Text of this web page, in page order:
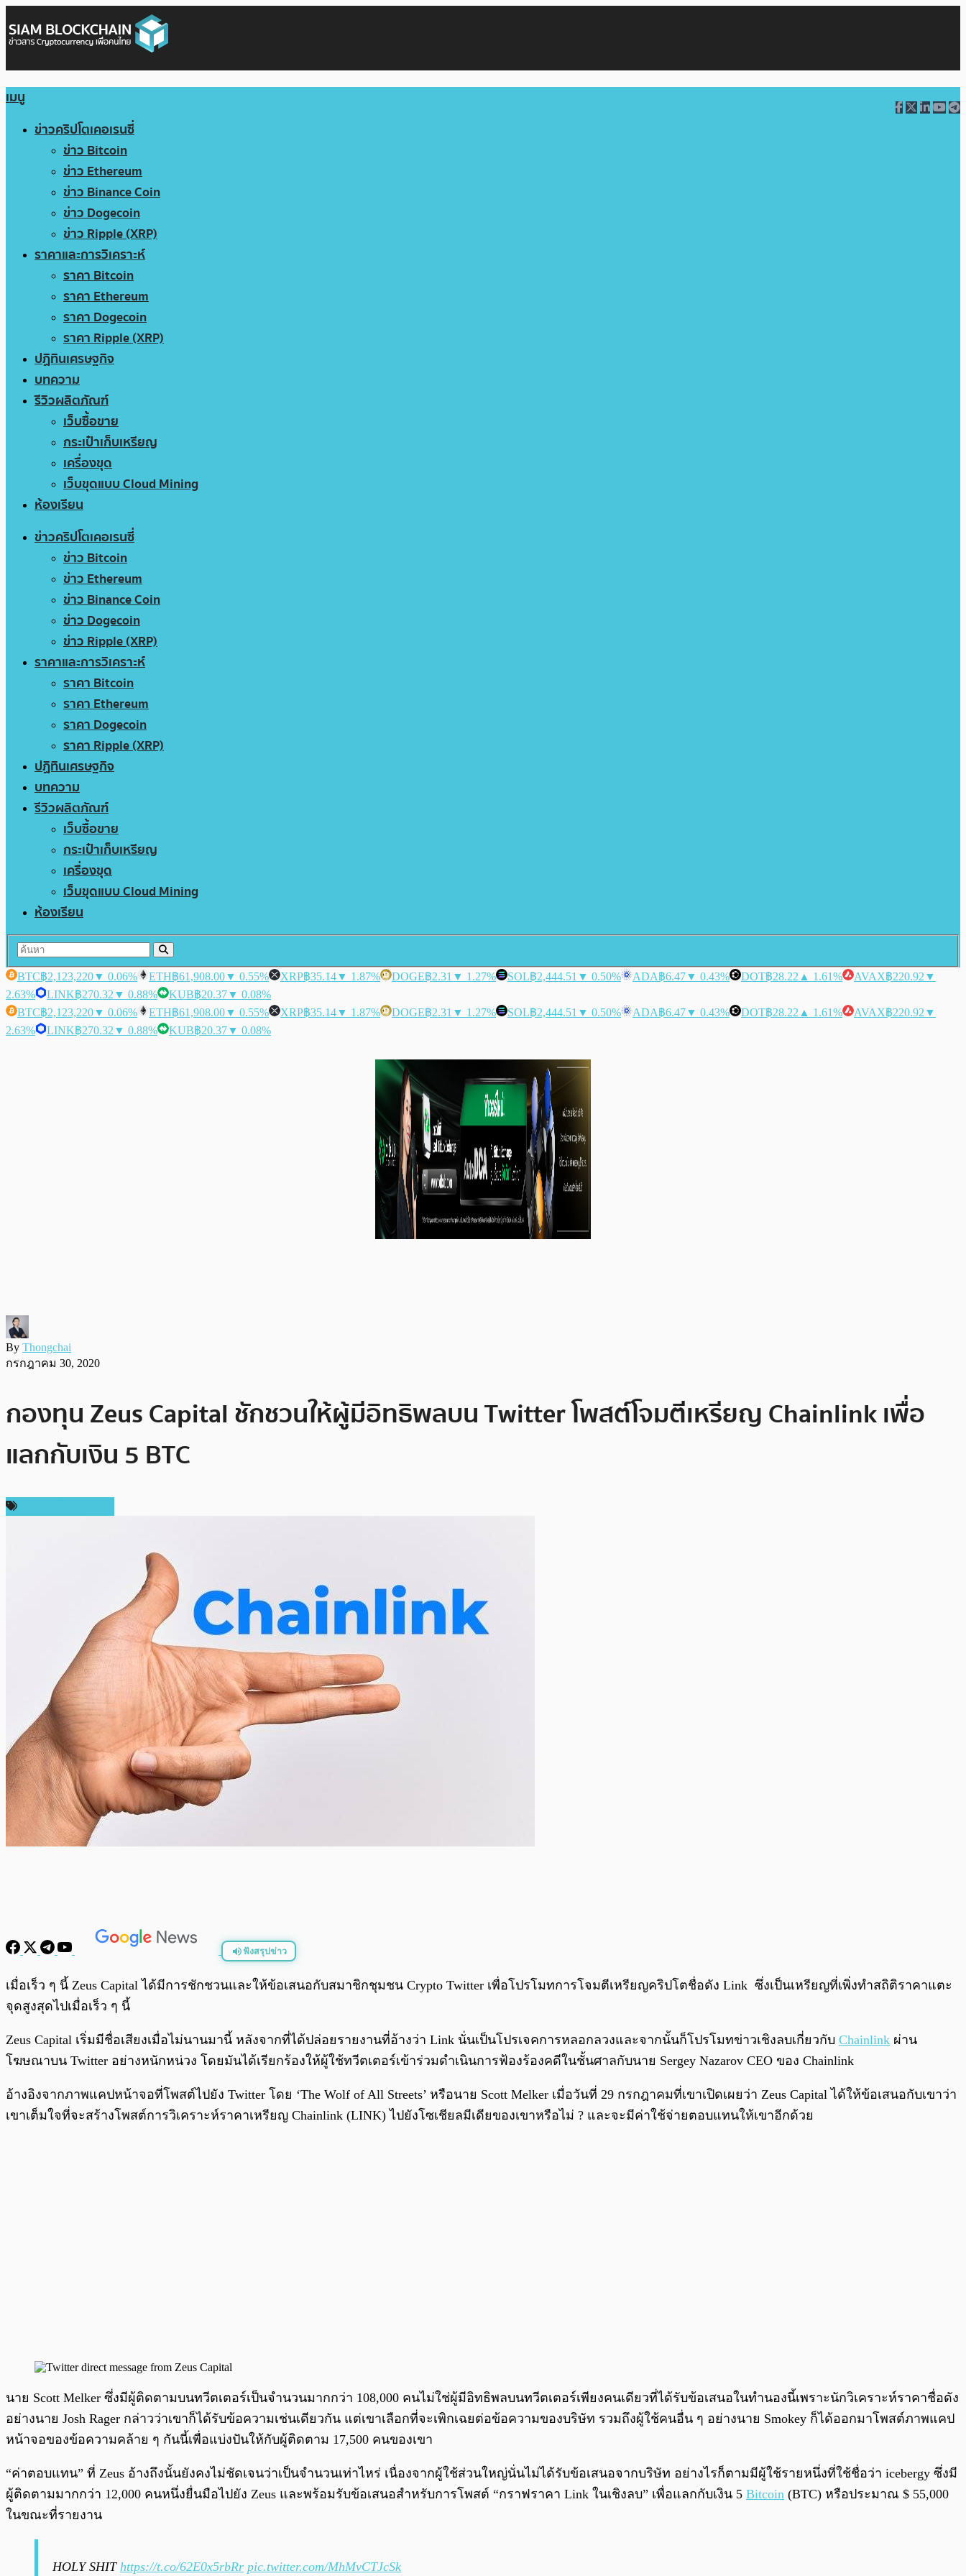
เมนู
ข่าวคริปโตเคอเรนซี่
ข่าว Bitcoin
ข่าว Ethereum
ข่าว Binance Coin
ข่าว Dogecoin
ข่าว Ripple (XRP)
ราคาและการวิเคราะห์
ราคา Bitcoin
ราคา Ethereum
ราคา Dogecoin
ราคา Ripple (XRP)
ปฏิทินเศรษฐกิจ
บทความ
รีวิวผลิตภัณฑ์
เว็บซื้อขาย
กระเป๋าเก็บเหรียญ
เครื่องขุด
เว็บขุดแบบ Cloud Mining
ห้องเรียน
ข่าวคริปโตเคอเรนซี่
ข่าว Bitcoin
ข่าว Ethereum
ข่าว Binance Coin
ข่าว Dogecoin
ข่าว Ripple (XRP)
ราคาและการวิเคราะห์
ราคา Bitcoin
ราคา Ethereum
ราคา Dogecoin
ราคา Ripple (XRP)
ปฏิทินเศรษฐกิจ
บทความ
รีวิวผลิตภัณฑ์
เว็บซื้อขาย
กระเป๋าเก็บเหรียญ
เครื่องขุด
เว็บขุดแบบ Cloud Mining
ห้องเรียน
BTC฿2,123,220▼ 0.06% ETH฿61,908.00▼ 0.55% XRP฿35.14▼ 1.87% DOGE฿2.31 ▼ 1.27% SOL฿2,444.51 ▼ 0.50% ADA฿6.47▼ 0.43% DOT฿28.22 ▲ 1.61% AVAX฿220.92 ▼
2.63%
LINK฿270.32 ▼ 0.88% KUB฿20.37▼ 0.08%
BTC฿2,123,220▼ 0.06% ETH฿61,908.00▼ 0.55% XRP฿35.14▼ 1.87% DOGE฿2.31 ▼ 1.27% SOL฿2,444.51 ▼ 0.50% ADA฿6.47▼ 0.43% DOT฿28.22 ▲ 1.61% AVAX฿220.92 ▼
2.63%
LINK฿270.32 ▼ 0.88% KUB฿20.37▼ 0.08%
By Thongchai
กรกฎาคม 30, 2020
กองทุน Zeus Capital ชักชวนให้ผู้มีอิทธิพลบน Twitter โพสต์โจมตีเหรียญ Chainlink เพื่อ
แลกกับเงิน 5 BTC
ฟังสรุปข่าว
พร้อมเล่น 0:00 /0:00
เมื่อเร็ว ๆ นี้ Zeus Capital ได้มีการชักชวนและให้ข้อเสนอกับสมาชิกชุมชน Crypto Twitter เพื่อโปรโมทการโจมตีเหรียญคริปโตชื่อดัง Link ซึ่งเป็นเหรียญที่เพิ่งทำสถิติราคาแตะ
จุดสูงสุดไปเมื่อเร็ว ๆ นี้
Zeus Capital เริ่มมีชื่อเสียงเมื่อไม่นานมานี้ หลังจากที่ได้ปล่อยรายงานที่อ้างว่า Link นั่นเป็นโปรเจคการหลอกลวงและจากนั้นก็โปรโมทข่าวเชิงลบเกี่ยวกับ Chainlink ผ่าน
โฆษณาบน Twitter อย่างหนักหน่วง โดยมันได้เรียกร้องให้ผู้ใช้ทวีตเตอร์เข้าร่วมดำเนินการฟ้องร้องคดีในชั้นศาลกับนาย Sergey Nazarov CEO ของ Chainlink
อ้างอิงจากภาพแคปหน้าจอที่โพสต์ไปยัง Twitter โดย ‘The Wolf of All Streets’ หรือนาย Scott Melker เมื่อวันที่ 29 กรกฎาคมที่เขาเปิดเผยว่า Zeus Capital ได้ให้ข้อเสนอกับเขาว่า
เขาเต็มใจที่จะสร้างโพสต์การวิเคราะห์ราคาเหรียญ Chainlink (LINK) ไปยังโซเชียลมีเดียของเขาหรือไม่ ? และจะมีค่าใช้จ่ายตอบแทนให้เขาอีกด้วย
นาย Scott Melker ซึ่งมีผู้ติดตามบนทวีตเตอร์เป็นจำนวนมากกว่า 108,000 คนไม่ใช่ผู้มีอิทธิพลบนทวีตเตอร์เพียงคนเดียวที่ได้รับข้อเสนอในทำนองนี้เพราะนักวิเคราะห์ราคาชื่อดัง
อย่างนาย Josh Rager กล่าวว่าเขาก็ได้รับข้อความเช่นเดียวกัน แต่เขาเลือกที่จะเพิกเฉยต่อข้อความของบริษัท รวมถึงผู้ใช้คนอื่น ๆ อย่างนาย Smokey ก็ได้ออกมาโพสต์ภาพแคป
หน้าจอของข้อความคล้าย ๆ กันนี้เพื่อแบ่งปันให้กับผู้ติดตาม 17,500 คนของเขา
“ค่าตอบแทน” ที่ Zeus อ้างถึงนั้นยังคงไม่ชัดเจนว่าเป็นจำนวนเท่าไหร่ เนื่องจากผู้ใช้ส่วนใหญ่นั่นไม่ได้รับข้อเสนอจากบริษัท อย่างไรก็ตามมีผู้ใช้รายหนึ่งที่ใช้ชื่อว่า icebergy ซึ่งมี
ผู้ติดตามมากกว่า 12,000 คนหนึ่งยื่นมือไปยัง Zeus และพร้อมรับข้อเสนอสำหรับการโพสต์ “กราฟราคา Link ในเชิงลบ” เพื่อแลกกับเงิน 5 Bitcoin (BTC) หรือประมาณ $ 55,000
ในขณะที่รายงาน
HOLY SHIT https://t.co/62E0x5rbRr pic.twitter.com/MhMvCTJcSk